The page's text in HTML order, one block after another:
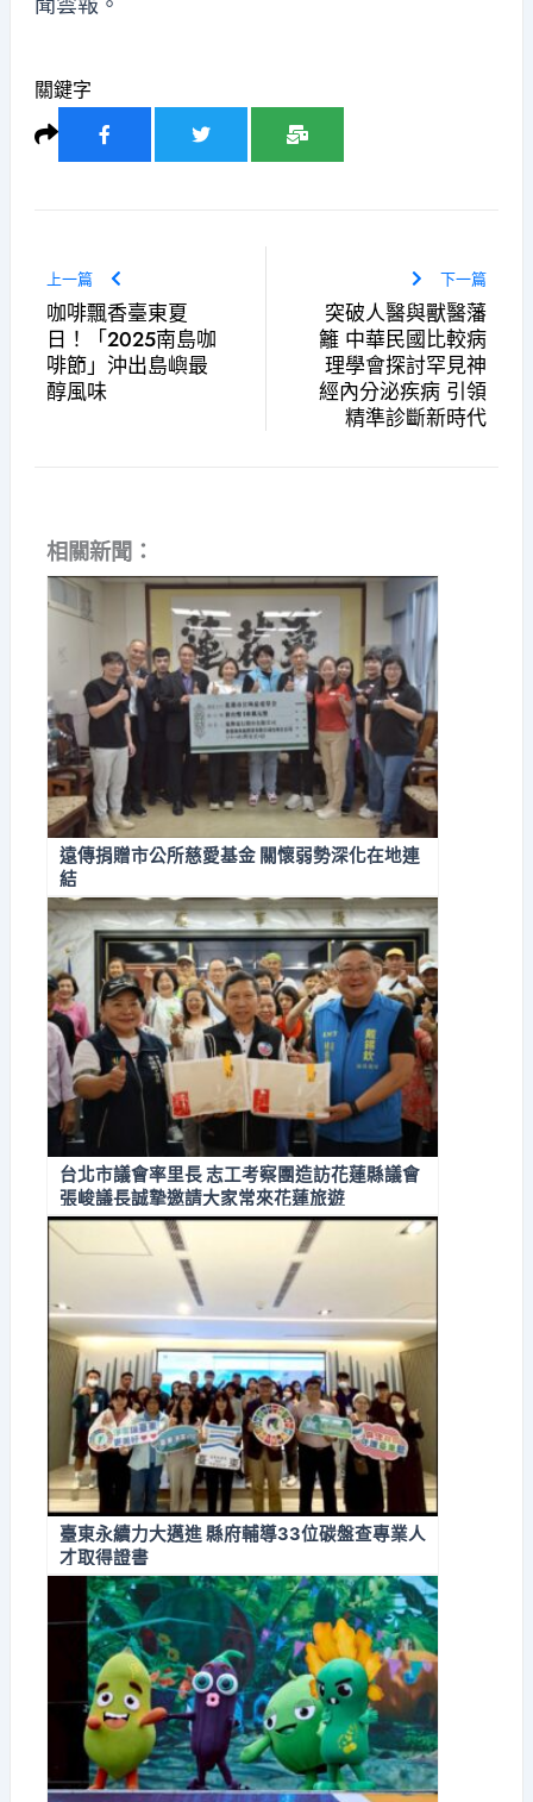
關鍵字
上一篇
咖啡飄香臺東夏
日！「2025南島咖
啡節」沖出島嶼最
醇風味
下一篇
突破人醫與獸醫藩
籬 中華民國比較病
理學會探討罕見神
經內分泌疾病 引領
精準診斷新時代
相關新聞：
遠傳捐贈市公所慈愛基金 關懷弱勢深化在地連
結
台北市議會率里長 志工考察團造訪花蓮縣議會
張峻議長誠摯邀請大家常來花蓮旅遊
臺東永續力大邁進 縣府輔導33位碳盤查專業人
才取得證書